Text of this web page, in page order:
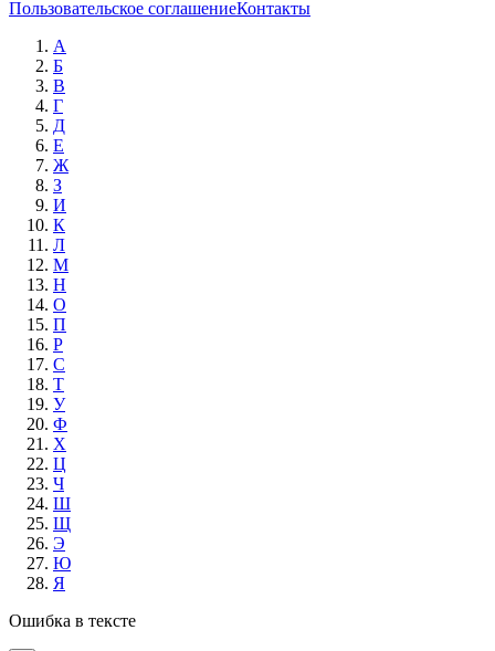
Пользовательское соглашениеКонтакты
А
Б
В
Г
Д
Е
Ж
З
И
К
Л
М
Н
О
П
Р
С
Т
У
Ф
Х
Ц
Ч
Ш
Щ
Э
Ю
Я
Ошибка в тексте